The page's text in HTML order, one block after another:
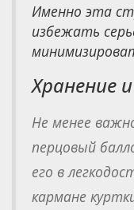
Именно эта
избежать
Хранение
Не менее
перцовый
его в
кармане